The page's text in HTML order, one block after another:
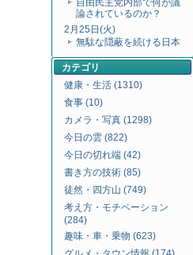
自由民主党内部で何が議
論されているのか？
2月25日(火)
無駄な隠蔽を続ける日本
カテゴリ
健康・生活 (1310)
食事 (10)
カメラ・写真 (1298)
今日の雲 (822)
今日の切れ端 (42)
書き方の技術 (85)
徒然・四方山 (749)
考え方・モチベーション
(284)
趣味・車・乗物 (623)